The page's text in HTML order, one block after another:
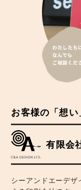
お客様の「想
有限会
シーアンドエーデ